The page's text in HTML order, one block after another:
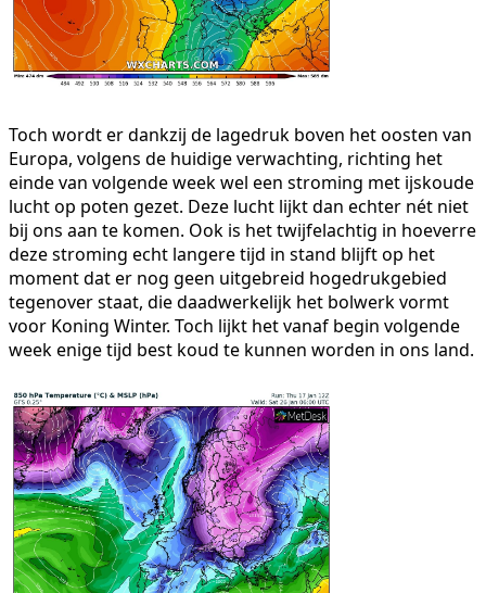
Toch wordt er dankzij de lagedruk boven het oosten van
Europa, volgens de huidige verwachting, richting het
einde van volgende week wel een stroming met ijskoude
lucht op poten gezet. Deze lucht lijkt dan echter nét niet
bij ons aan te komen. Ook is het twijfelachtig in hoeverre
deze stroming echt langere tijd in stand blijft op het
moment dat er nog geen uitgebreid hogedrukgebied
tegenover staat, die daadwerkelijk het bolwerk vormt
voor Koning Winter. Toch lijkt het vanaf begin volgende
week enige tijd best koud te kunnen worden in ons land.